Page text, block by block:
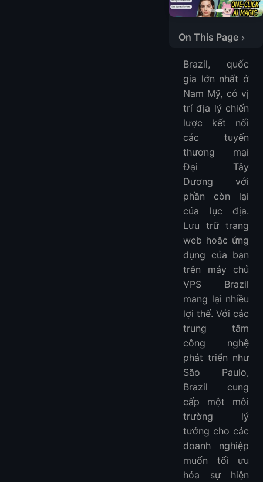
On This Page
1. LightNode
3. ServerWala
4. Vultr
5. Ultahost
Câu hỏi thường gặp
Thêm VPS
Châu Á VPS:
Châu Âu VPS:
Nam Mỹ VPS:
Bắc Mỹ VPS:
Châu Phi VPS:
Brazil, quốc
gia lớn nhất ở
Nam Mỹ, có vị
trí địa lý chiến
lược kết nối
các tuyến
thương mại
Đại Tây
Dương với
phần còn lại
của lục địa.
Lưu trữ trang
web hoặc ứng
dụng của bạn
trên máy chủ
VPS Brazil
mang lại nhiều
lợi thế. Với các
trung tâm
công nghệ
phát triển như
São Paulo,
Brazil cung
cấp một môi
trường lý
tưởng cho các
doanh nghiệp
muốn tối ưu
hóa sự hiện